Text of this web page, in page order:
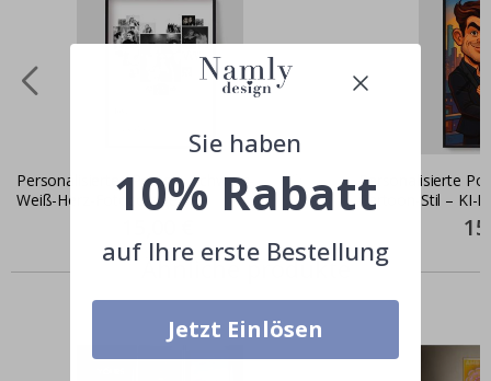
Personalisiertes Poster - Schwarz-
Weiß-Herz-Fotocollage
Personalisierte
Cartoon-Stil – KI-
Ähnliche produkte
Sie haben
10% Rabatt
auf Ihre erste Bestellung
Jetzt Einlösen